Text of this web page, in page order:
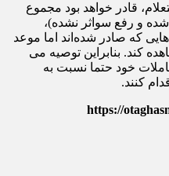
قادر خواهد بود مجموع
و رفع سواثر نشده)،
که صادر شده‌اند اما موعد
کند. بنابراین توصیه می
خود حتما نسبت به
کنند.
https://